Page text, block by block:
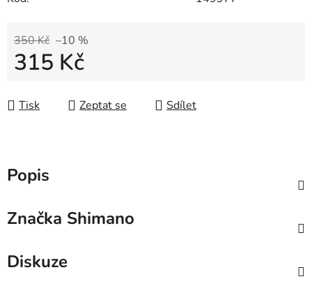
350 Kč –10 %
315 Kč
Tisk
Zeptat se Sdílet
Popis
Značka Shimano
Diskuze